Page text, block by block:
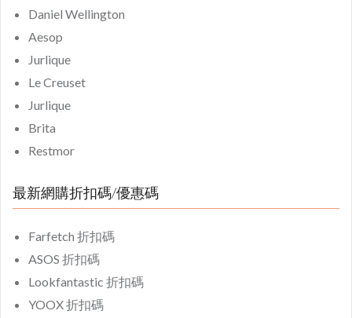
Daniel Wellington
Aesop
Jurlique
Le Creuset
Jurlique
Brita
Restmor
最新網購折扣碼/優惠碼
Farfetch 折扣碼
ASOS 折扣碼
Lookfantastic 折扣碼
YOOX 折扣碼